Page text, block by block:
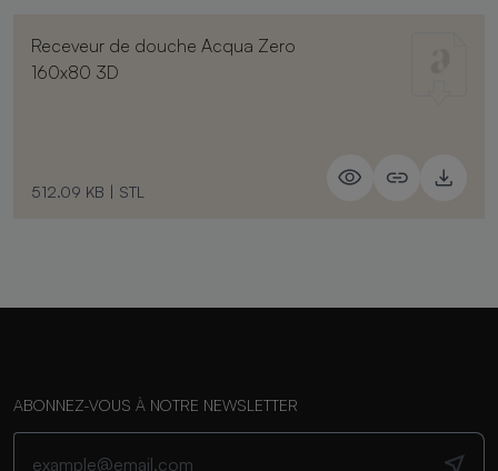
Receveur de douche Acqua Zero
160x80 3D
512.09 KB | STL
ABONNEZ-VOUS À NOTRE NEWSLETTER